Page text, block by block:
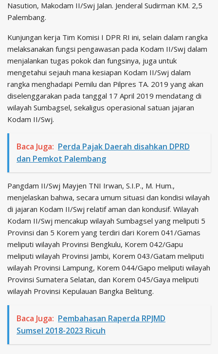
Nasution, Makodam II/Swj Jalan. Jenderal Sudirman KM. 2,5
Palembang.
Kunjungan kerja Tim Komisi I DPR RI ini, selain dalam rangka
melaksanakan fungsi pengawasan pada Kodam II/Swj dalam
menjalankan tugas pokok dan fungsinya, juga untuk
mengetahui sejauh mana kesiapan Kodam II/Swj dalam
rangka menghadapi Pemilu dan Pilpres TA. 2019 yang akan
diselenggarakan pada tanggal 17 April 2019 mendatang di
wilayah Sumbagsel, sekaligus operasional satuan jajaran
Kodam II/Swj.
Baca Juga: Perda Pajak Daerah disahkan DPRD
dan Pemkot Palembang
Pangdam II/Swj Mayjen TNI Irwan, S.I.P., M. Hum.,
menjelaskan bahwa, secara umum situasi dan kondisi wilayah
di jajaran Kodam II/Swj relatif aman dan kondusif. Wilayah
Kodam II/Swj mencakup wilayah Sumbagsel yang meliputi 5
Provinsi dan 5 Korem yang terdiri dari Korem 041/Gamas
meliputi wilayah Provinsi Bengkulu, Korem 042/Gapu
meliputi wilayah Provinsi Jambi, Korem 043/Gatam meliputi
wilayah Provinsi Lampung, Korem 044/Gapo meliputi wilayah
Provinsi Sumatera Selatan, dan Korem 045/Gaya meliputi
wilayah Provinsi Kepulauan Bangka Belitung.
Baca Juga: Pembahasan Raperda RPJMD
Sumsel 2018-2023 Ricuh